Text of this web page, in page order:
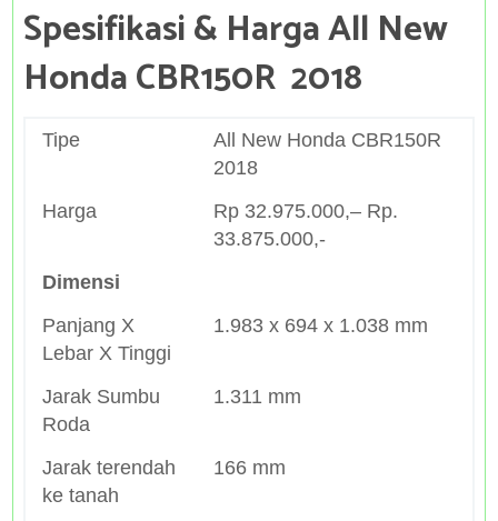
Spesifikasi & Harga All New
Honda CBR150R 2018
Tipe
All New Honda CBR150R
2018
Harga
Rp 32.975.000,– Rp.
33.875.000,-
Dimensi
Panjang X
Lebar X Tinggi
1.983 x 694 x 1.038 mm
Jarak Sumbu
Roda
1.311 mm
Jarak terendah
ke tanah
166 mm